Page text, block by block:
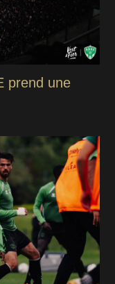
prend une